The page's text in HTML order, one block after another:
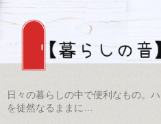
日々の暮らしの中で便利なもの。
を徒然なるままに…